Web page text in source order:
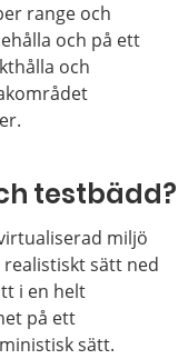
range och
och på ett
och
testbädd?
miljö
sätt ned
i en helt
på ett
sätt.